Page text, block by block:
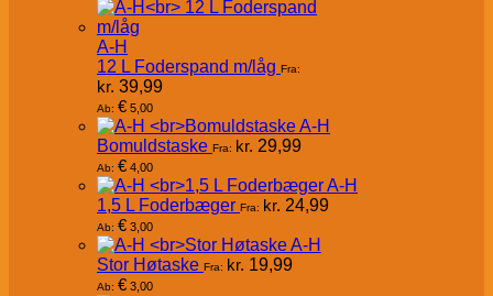
A-H
12 L Foderspand m/låg Fra:
kr. 39,99
Ab: € 5,00
A-H
Bomuldstaske Fra: kr. 29,99
Ab: € 4,00
A-H
1,5 L Foderbæger Fra: kr. 24,99
Ab: € 3,00
A-H
Stor Høtaske Fra: kr. 19,99
Ab: € 3,00